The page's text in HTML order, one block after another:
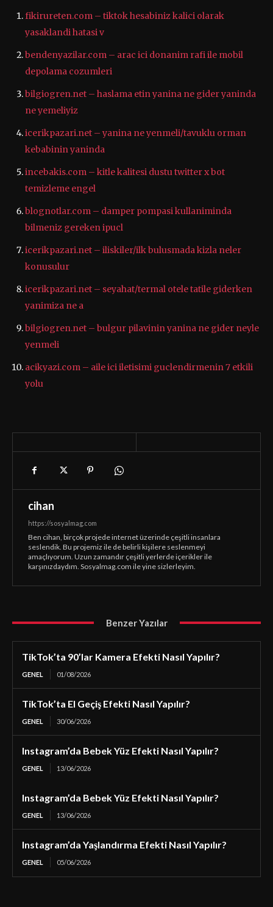
fikirureten.com – tiktok hesabiniz kalici olarak
yasaklandi hatasi v
bendenyazilar.com – arac ici donanim rafi ile mobil
depolama cozumleri
bilgiogren.net – haslama etin yanina ne gider yaninda
ne yemeliyiz
icerikpazari.net – yanina ne yenmeli/tavuklu orman
kebabinin yaninda
incebakis.com – kitle kalitesi dustu twitter x bot
temizleme engel
blognotlar.com – damper pompasi kullaniminda
bilmeniz gereken ipucl
icerikpazari.net – iliskiler/ilk bulusmada kizla neler
konusulur
icerikpazari.net – seyahat/termal otele tatile giderken
yanimiza ne a
bilgiogren.net – bulgur pilavinin yanina ne gider neyle
yenmeli
acikyazi.com – aile ici iletisimi guclendirmenin 7 etkili
yolu
cihan
https://sosyalmag.com
Ben cihan, birçok projede internet üzerinde çeşitli insanlara
seslendik. Bu projemiz ile de belirli kişilere seslenmeyi
amaçlıyorum. Uzun zamandır çeşitli yerlerde içerikler ile
karşınızdaydım. Sosyalmag.com ile yine sizlerleyim.
Benzer Yazılar
TikTok’ta 90’lar Kamera Efekti Nasıl Yapılır?
GENEL 01/08/2026
TikTok’ta El Geçiş Efekti Nasıl Yapılır?
GENEL 30/06/2026
Instagram’da Bebek Yüz Efekti Nasıl Yapılır?
GENEL 13/06/2026
Instagram’da Bebek Yüz Efekti Nasıl Yapılır?
GENEL 13/06/2026
Instagram’da Yaşlandırma Efekti Nasıl Yapılır?
GENEL 05/06/2026